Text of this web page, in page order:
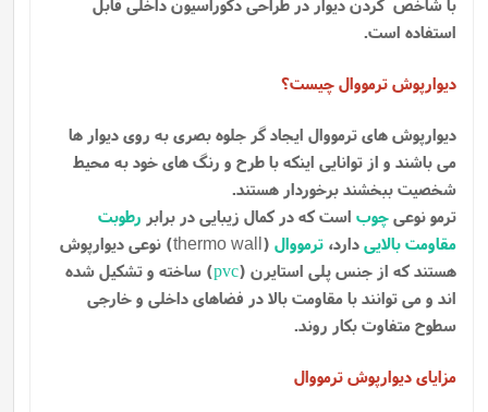
استفاده است.
دیوارپوش ترمووال چیست؟
دیوارپوش های ترمووال ایجاد گر جلوه بصری به روی دیوار ها
می باشند و از توانایی اینکه با طرح و رنگ های خود به محیط
شخصیت ببخشند برخوردار هستند.
ترمو نوعیچوب است که در کمال زیبایی در برابر رطوبت
مقاومت بالاییدارد، ترمووال (
thermo wall) نوعی دیوارپوش
هستند که از جنس پلی استایرن (pvc) ساخته و تشکیل شده
اند و می توانند با مقاومت بالا در فضاهای داخلی و خارجی
سطوح متفاوت بکار روند.
مزایای دیوارپوش ترمووال